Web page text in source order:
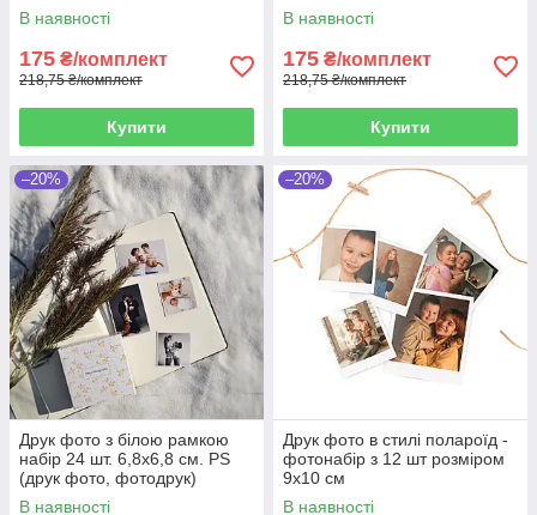
В наявності
175 ₴/комплект
218,75 ₴/комплект
Купити
В наявності
175 ₴/комплект
218,75 ₴/комплект
Купити
–20%
Друк фото з білою рамкою
набір 24 шт. 6,8х6,8 см. PS
(друк фото, фотодрук)
В наявності
–20%
Друк фото в стилі полароїд -
фотонабір з 12 шт розміром
9х10 см
В наявності